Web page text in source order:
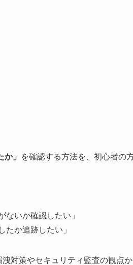
」
を確認する方法を、初心者の
ないか確認したい」
たか追跡したい」
対策やセキュリティ監査の観点